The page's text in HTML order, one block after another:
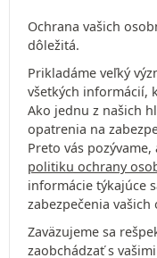
Ochrana vašich
dôležitá.
Prikladáme veľký
všetkých informácií,
Ako jednu z našich
opatrenia na
Preto vás
politiku ochrany
informácie týkajúce
zabezpečenia vašich
Zaväzujeme sa
zaobchádzať s